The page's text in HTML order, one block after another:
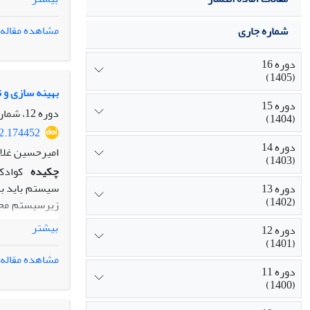
بازار است.
هم‌زمان چند
در
شانس
اصالت/
مختلف مدل
باشد.
مشاهده مقاله
بهینه سازی و
دوره 12، شماره 3، پاییز 1401، صفحه
امیرحسین
چکیده
سیستم باید
زیرسیستم
اطمینان
افزایش
افزونگی به
بیشتر
مشاهده مقاله
شماره جاری
دوره 16
(1405)
دوره 15
(1404)
دوره 14
(1403)
دوره 13
(1402)
دوره 12
(1401)
دوره 11
(1400)